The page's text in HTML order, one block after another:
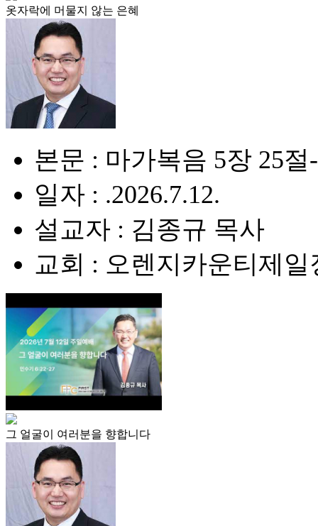
옷자락에 머물지 않는 은혜
본문 : 마가복음 5장 25절
일자 : .2026.7.12.
설교자 : 김종규 목사
교회 : 오렌지카운티제일
그 얼굴이 여러분을 향합니다